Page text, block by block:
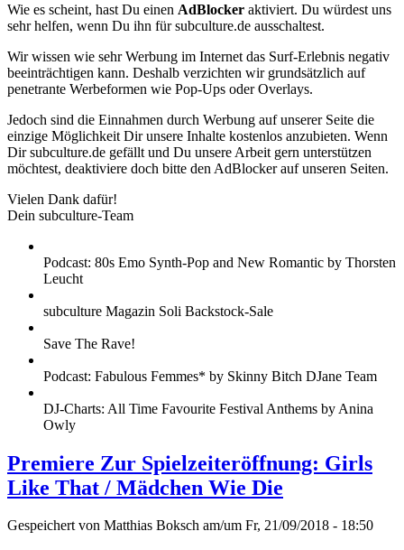
Wie es scheint, hast Du einen AdBlocker aktiviert. Du würdest uns
sehr helfen, wenn Du ihn für subculture.de ausschaltest.
Wir wissen wie sehr Werbung im Internet das Surf-Erlebnis negativ
beeinträchtigen kann. Deshalb verzichten wir grundsätzlich auf
penetrante Werbeformen wie Pop-Ups oder Overlays.
Jedoch sind die Einnahmen durch Werbung auf unserer Seite die
einzige Möglichkeit Dir unsere Inhalte kostenlos anzubieten. Wenn
Dir subculture.de gefällt und Du unsere Arbeit gern unterstützen
möchtest, deaktiviere doch bitte den AdBlocker auf unseren Seiten.
Vielen Dank dafür!
Dein subculture-Team
Podcast: 80s Emo Synth-Pop and New Romantic by Thorsten
Leucht
subculture Magazin Soli Backstock-Sale
Save The Rave!
Podcast: Fabulous Femmes* by Skinny Bitch DJane Team
DJ-Charts: All Time Favourite Festival Anthems by Anina
Owly
Premiere Zur Spielzeiteröffnung: Girls
Like That / Mädchen Wie Die
Gespeichert von Matthias Boksch am/um Fr, 21/09/2018 - 18:50